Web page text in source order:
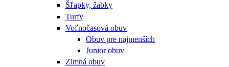
Šľapky, žabky
Turfy
Voľnočasová obuv
Obuv pre najmenších
Junior obuv
Zimná obuv